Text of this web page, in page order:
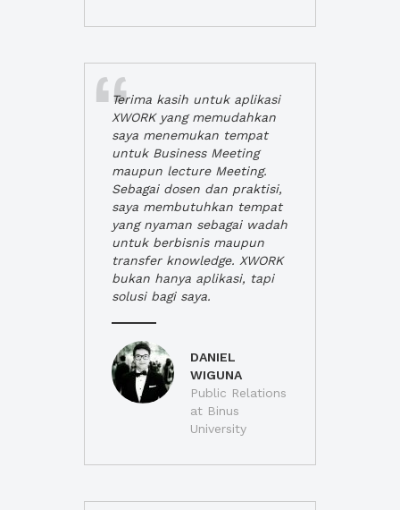
Terima kasih untuk aplikasi
XWORK yang memudahkan
saya menemukan tempat
untuk Business Meeting
maupun lecture Meeting.
Sebagai dosen dan praktisi,
saya membutuhkan tempat
yang nyaman sebagai wadah
untuk berbisnis maupun
transfer knowledge. XWORK
bukan hanya aplikasi, tapi
solusi bagi saya.
DANIEL
WIGUNA
Public Relations
at Binus
University